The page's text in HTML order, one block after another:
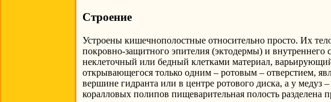
Строение
Устроены кишечнополостные относительно просто. Их
покровно-защитного эпителия (эктодермы) и
неклеточный или бедный клетками материал,
открывающегося только одним – ротовым – отверстием,
вершине гидранта или в центре ротового диска, а у
коралловых полипов пищеварительная полость разделена